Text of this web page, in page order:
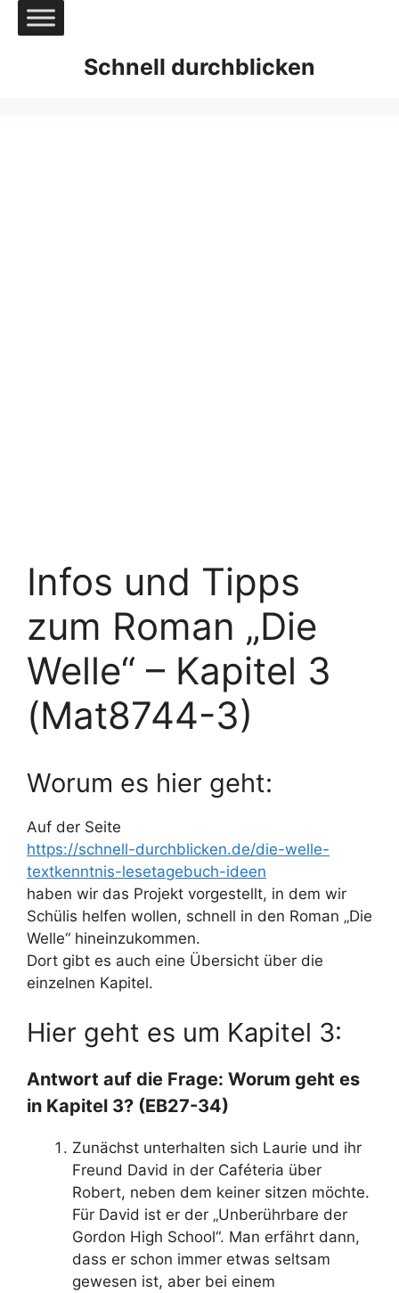
Zum
Inhalt
Schnell durchblicken
Infos und Tipps
zum Roman „Die
Welle“ – Kapitel 3
(Mat8744-3)
Worum es hier geht:
Auf der Seite
https://schnell-durchblicken.de/die-welle-
textkenntnis-lesetagebuch-ideen
haben wir das Projekt vorgestellt, in dem wir
Schülis helfen wollen, schnell in den Roman „Die
Welle“ hineinzukommen.
Dort gibt es auch eine Übersicht über die
einzelnen Kapitel.
Hier geht es um Kapitel 3:
Antwort auf die Frage: Worum geht es
in Kapitel 3? (EB27-34)
Zunächst unterhalten sich Laurie und ihr
Freund David in der Caféteria über
Robert, neben dem keiner sitzen möchte.
Für David ist er der „Unberührbare der
Gordon High School“. Man erfährt dann,
dass er schon immer etwas seltsam
gewesen ist, aber bei einem